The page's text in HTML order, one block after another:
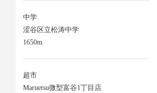
中学
涩谷区立松涛中学
1650m
超市
Maruetsu微型富谷1丁目店